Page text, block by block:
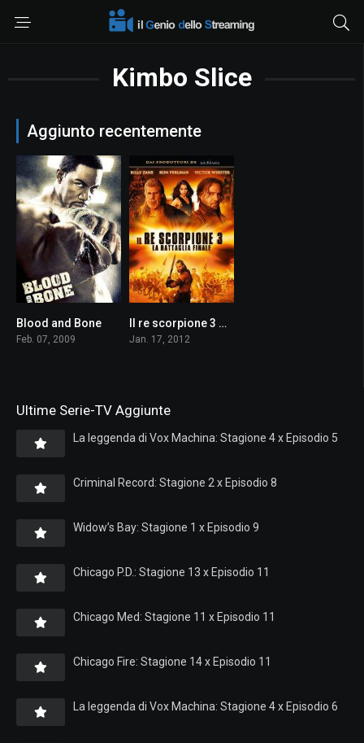
Kimbo Slice
Aggiunto recentemente
6.7
Blood and Bone
Feb. 07, 2009
3.7
Il re scorpione 3 – La battaglia finale
Jan. 17, 2012
Ultime Serie-TV Aggiunte
La leggenda di Vox Machina: Stagione 4 x Episodio 5
Criminal Record: Stagione 2 x Episodio 8
Widow’s Bay: Stagione 1 x Episodio 9
Chicago P.D.: Stagione 13 x Episodio 11
Chicago Med: Stagione 11 x Episodio 11
Chicago Fire: Stagione 14 x Episodio 11
La leggenda di Vox Machina: Stagione 4 x Episodio 6